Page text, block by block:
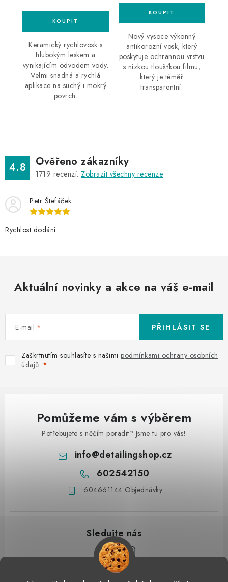
Keramický rychlovosk s
hlubokým leskem a
vynikajícím odvodem vody.
Velmi snadná a rychlá
aplikace na suchý i mokrý
povrch.
Nový vysoce výkonný
antikorozní vosk, který
poskytuje ochrannou vrstvu
s nízkou tloušťkou filmu,
který je téměř
transparentní.
4.8 Ověřeno zákazníky
1719 recenzí. Zobrazit všechny recenze
Petr Štefáček
Rychlost dodání
Aktuální novinky a akce na váš e-mail
E-mail
Zaškrtnutím souhlasíte s našimi podmínkami ochrany osobních
údajů.
PŘIHLÁSIT SE
Pomůžeme vám s výběrem
Potřebujete s něčím poradit? Jsme tu pro vás!
info@detailingshop.cz
602542150
604661144 Objednávky